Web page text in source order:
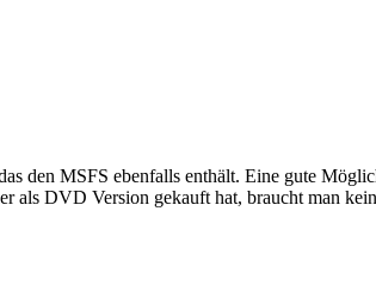
den MSFS ebenfalls enthält. Eine gute
als DVD Version gekauft hat, braucht man